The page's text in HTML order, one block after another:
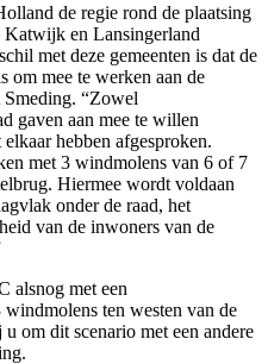
de regie rond de plaatsing
Katwijk en Lansingerland
met deze gemeenten is dat de
om mee te werken aan de
“Zowel
gaven aan mee te willen
hebben afgesproken.
met 3 windmolens van 6 of 7
Hiermee wordt voldaan
onder de raad, het
van de inwoners van de
alsnog met een
ten westen van de
om dit scenario met een andere